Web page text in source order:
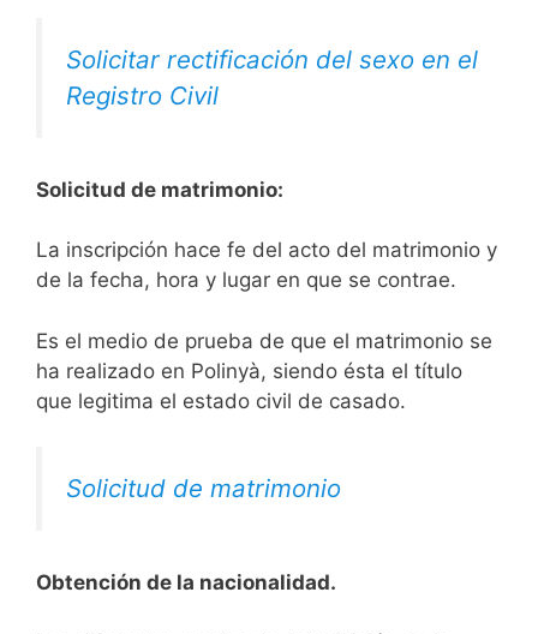
Solicitar rectificación del sexo en el
Registro Civil
Solicitud de matrimonio:
La inscripción hace fe del acto del matrimonio y
de la fecha, hora y lugar en que se contrae.
Es el medio de prueba de que el matrimonio se
ha realizado en Polinyà, siendo ésta el título
que legitima el estado civil de casado.
Solicitud de matrimonio
Obtención de la nacionalidad.